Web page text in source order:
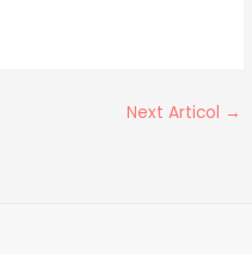
Next Articol →